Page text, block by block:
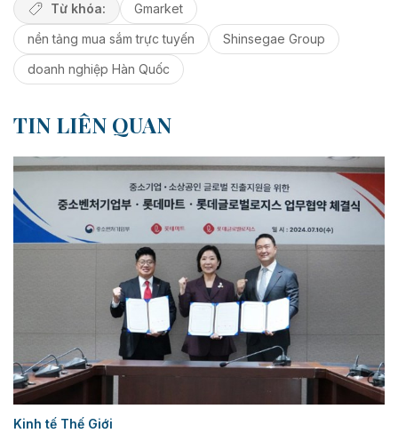
Từ khóa:
Gmarket
nền tảng mua sắm trực tuyến
Shinsegae Group
doanh nghiệp Hàn Quốc
TIN LIÊN QUAN
Kinh tế Thế Giới